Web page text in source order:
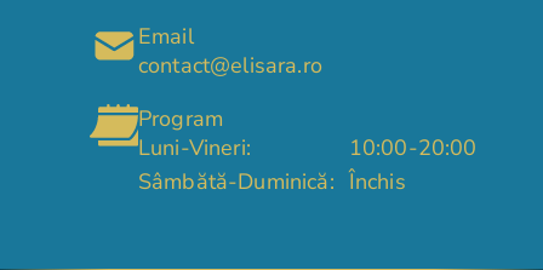
Email
contact@elisara.ro
Program
Luni-Vineri:
10:00-20:00
Sâmbătă-Duminică: Închis